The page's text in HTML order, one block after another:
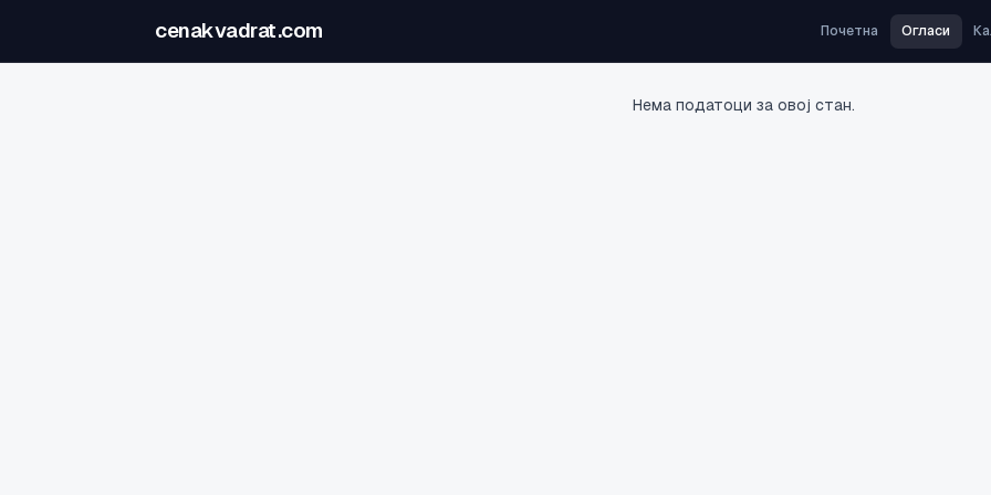
cenakvadrat.com Почетна Огласи
Нема податоци за овој стан.